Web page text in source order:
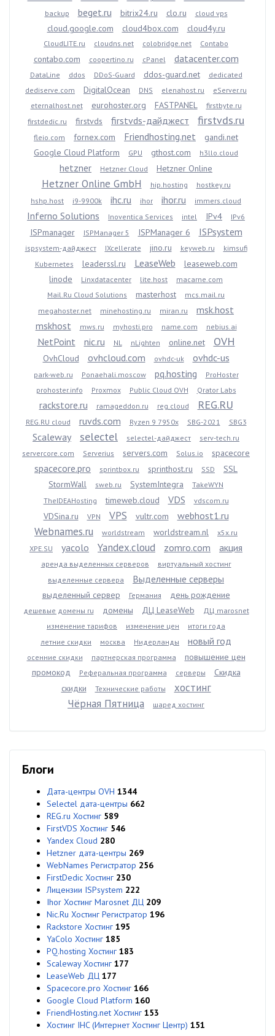
backup beget.ru bitrix24.ru clo.ru cloud vps
cloud.google.com cloud4box.com cloud4y.ru
CloudLITE.ru cloudns.net colobridge.net Contabo
contabo.com coopertino.ru cPanel datacenter.com
DataLine ddos DDoS-Guard ddos-guard.net
dedicated
dediserve.com
DigitalOcean DNS elenahost.ru
eServer.ru
eternalhost.net
eurohoster.org FASTPANEL
firstbyte.ru
firstdedic.ru
firstvds firstvds-дайджест firstvds.ru
fleio.com fornex.com Friendhosting.net
gandi.net
Google Cloud Platform
GPU gthost.com h3llo.cloud
hetzner Hetzner Cloud Hetzner Online
Hetzner Online GmbH hip.hosting
hostkey.ru
hshp.host
i9-9900k ihc.ru ihor ihor.ru immers.cloud
Inferno Solutions Inoventica Services intel IPv4 IPv6
ISPmanager ISPManager 5 ISPManager 6 ISPsystem
ispsystem-дайджест IXcellerate jino.ru keyweb.ru
kimsufi
Kubernetes
leaderssl.ru LeaseWeb
leaseweb.com
linode
Linxdatacenter lite.host
macarne.com
Mail.Ru Cloud Solutions
masterhost
mcs.mail.ru
megahoster.net
minehosting.ru miran.ru
msk.host
mskhost
mws.ru myhosti.pro name.com nebius.ai
NetPoint nic.ru NL nLighten online.net OVH
OvhCloud ovhcloud.com ovhdc-uk ovhdc-us
park-web.ru Ponaehali.moscow pq.hosting
ProHoster
prohoster.info
Proxmox Public Cloud OVH Qrator Labs
rackstore.ru ramageddon.ru reg.cloud REG.RU
REG.RU cloud ruvds.com Ryzen 9 7950x SBG-2021 SBG3
Scaleway selectel selectel-дайджест
serv-tech.ru
servercore.com
Serverius servers.com Solus.io spacecore
spacecore.pro sprintbox.ru sprinthost.ru SSD
SSL
StormWall
sweb.ru SystemIntegra
TakeWYN
TheIDEAHosting
timeweb.cloud VDS vdscom.ru
VDSina.ru VPN VPS vultr.com webhost1.ru
Webnames.ru worldstream worldstream.nl
x5x.ru
XPE.SU
yacolo Yandex.cloud zomro.com акция
аренда выделенных серверов
виртуальный хостинг
выделенные сервера
Выделенные серверы
выделенный сервер Германия день рождение
дешевые домены ru домены ДЦ LeaseWeb
ДЦ marosnet
изменение тарифов
изменение цен
итоги года
летние скидки
москва Нидерланды новый год
осенние скидки партнерская программа
повышение цен
промокод
Реферальная программа серверы
Скидка
скидки
Технические работы
хостинг
Чёрная Пятница
шаред хостинг
Блоги
Дата-центры OVH 1344
Selectel дата-центры 662
REG.ru Хостинг 589
FirstVDS Хостинг 546
Yandex Cloud 280
Hetzner дата-центры 269
WebNames Регистратор 256
FirstDedic Хостинг 230
Лицензии ISPsystem 222
Ihor Хостинг Marosnet ДЦ 209
Nic.Ru Хостинг Регистратор 196
Rackstore Хостинг 195
YaColo Хостинг 185
PQ.hosting Хостинг 183
Scaleway Хостинг 177
LeaseWeb ДЦ 177
Spacecore.pro Хостинг 166
Google Cloud Platform 160
FriendHosting.net Хостинг 153
Хостинг IHC (Интернет Хостинг Центр) 151